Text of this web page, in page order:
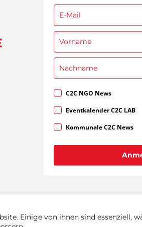
Einige von ihnen sind essenziell,
C2C NGO News
Eventkalender C2C LAB
Kommunale C2C News